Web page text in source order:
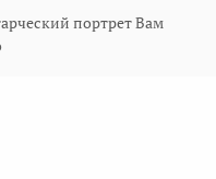
портрет Вам